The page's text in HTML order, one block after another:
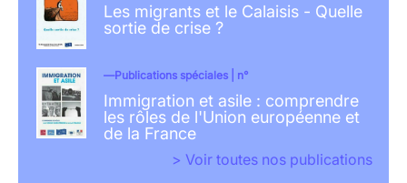
Les migrants et le Calaisis - Quelle
sortie de crise ?
Publications spéciales | n°
Immigration et asile : comprendre
les rôles de l'Union européenne et
de la France
> Voir toutes nos publications